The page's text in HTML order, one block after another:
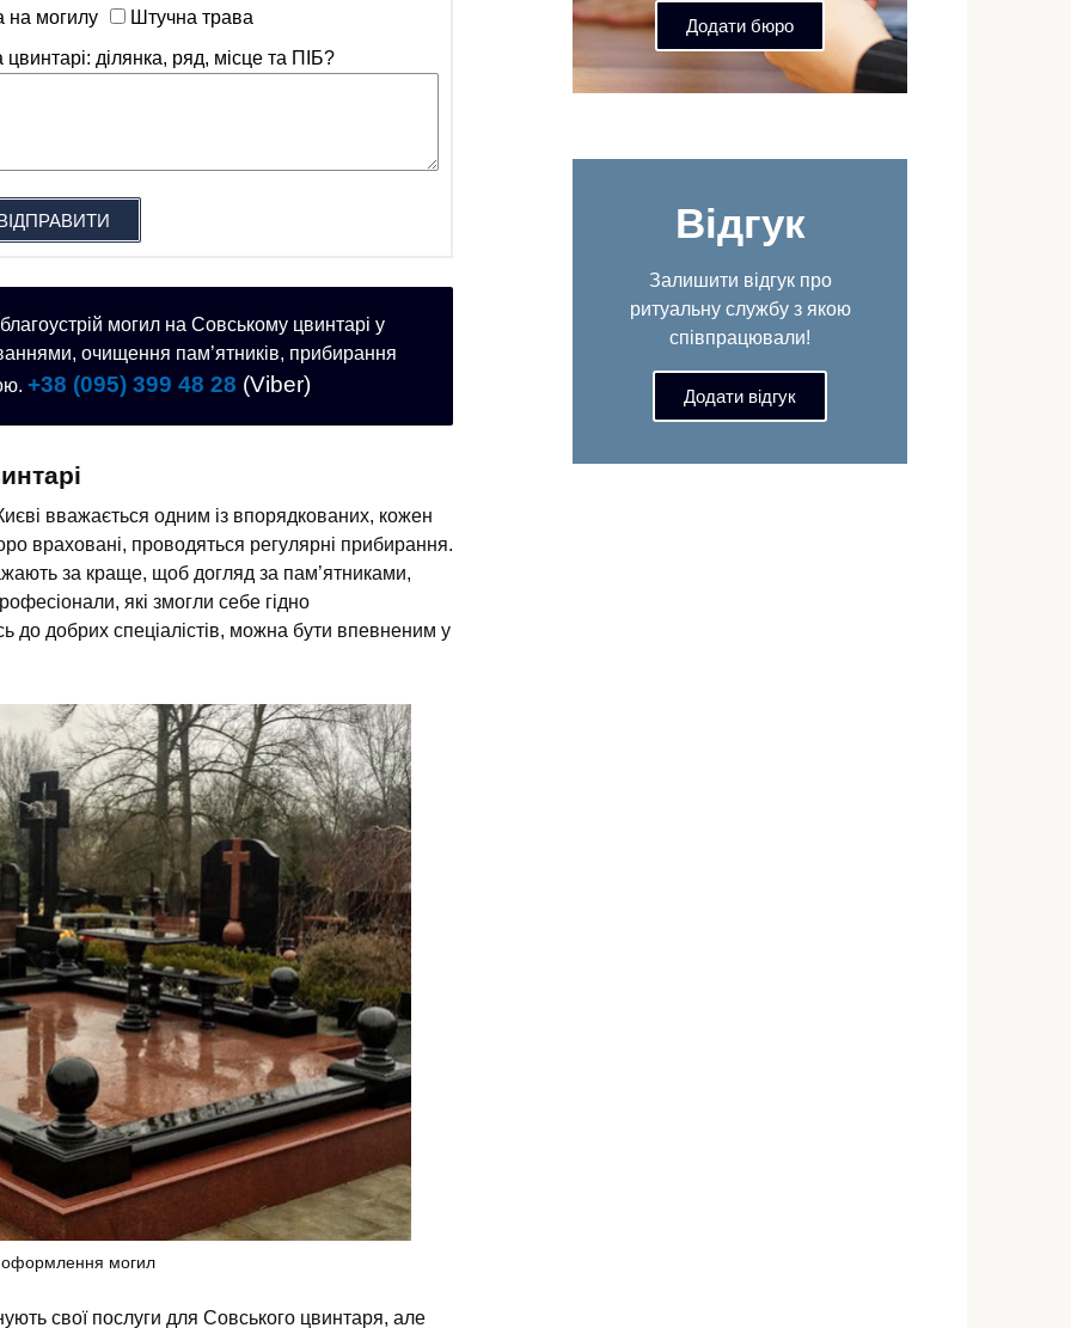
на могилу
Штучна трава
ділянка, ряд, місце та ПІБ?
могил на Совському цвинтарі у
очищення пам’ятників, прибирання
+38 (095) 399 48 28 (Viber)
вважається одним із впорядкованих, кожен
враховані, проводяться регулярні прибирання.
за краще, щоб догляд за пам’ятниками,
які змогли себе гідно
до добрих спеціалістів, можна бути впевненим у
оформлення могил
свої послуги для Совського цвинтаря, але
Додати бюро
Відгук
Залишити відгук про
ритуальну службу з якою
співпрацювали!
Додати відгук